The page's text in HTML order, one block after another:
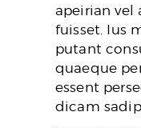
apeirian vel
fuisset. Ius
putant
quaeque
essent
dicam